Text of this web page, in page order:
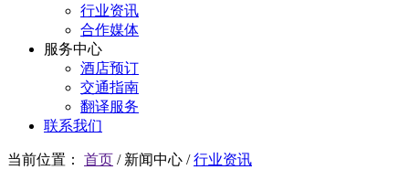
行业资讯
合作媒体
服务中心
酒店预订
交通指南
翻译服务
联系我们
当前位置： 首页 / 新闻中心 /行业资讯